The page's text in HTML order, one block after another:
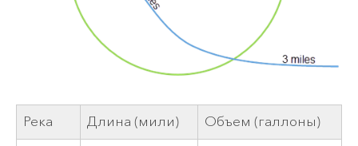
Река Длина (мили) Объем (галлоны)